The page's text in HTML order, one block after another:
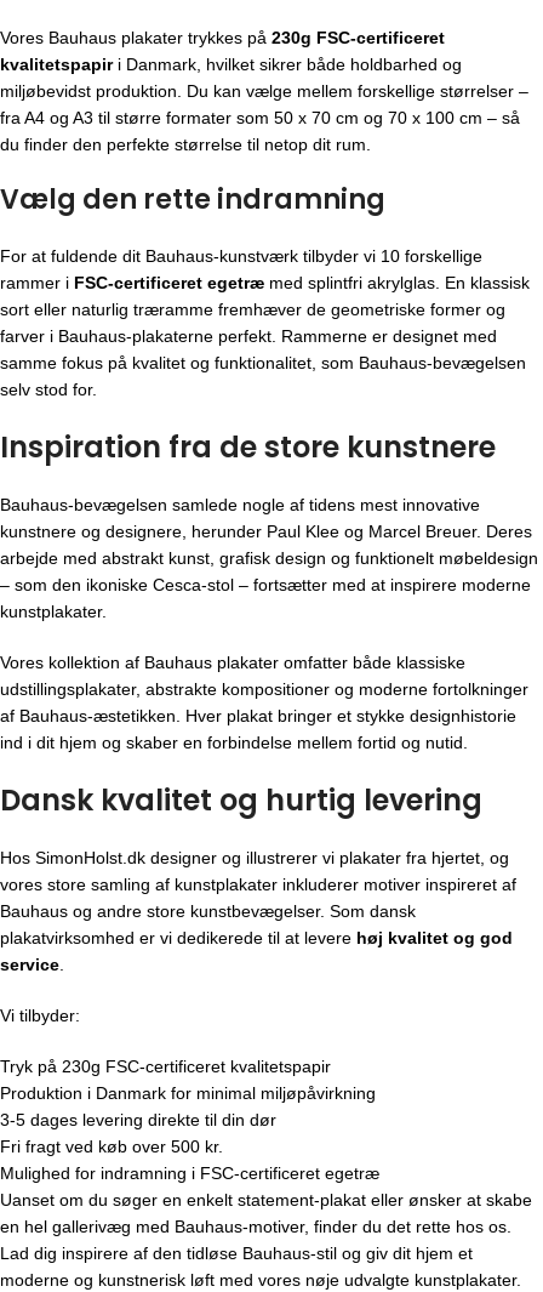
Vores Bauhaus plakater trykkes på 230g FSC-certificeret
kvalitetspapiri Danmark, hvilket sikrer både holdbarhed og
miljøbevidst produktion. Du kan vælge mellem forskellige størrelser –
fra A4 og A3 til større formater som 50 x 70 cm og 70 x 100 cm – så
du finder den perfekte størrelse til netop dit rum.
Vælg den rette indramning
For at fuldende dit Bauhaus-kunstværk tilbyder vi 10 forskellige
rammer i FSC-certificeret egetræ med splintfri akrylglas. En klassisk
sort eller naturlig træramme fremhæver de geometriske former og
farver i Bauhaus-plakaterne perfekt. Rammerne er designet med
samme fokus på kvalitet og funktionalitet, som Bauhaus-bevægelsen
selv stod for.
Inspiration fra de store kunstnere
Bauhaus-bevægelsen samlede nogle af tidens mest innovative
kunstnere og designere, herunder Paul Klee og Marcel Breuer. Deres
arbejde med abstrakt kunst, grafisk design og funktionelt møbeldesign
– som den ikoniske Cesca-stol – fortsætter med at inspirere moderne
kunstplakater.
Vores kollektion af Bauhaus plakater omfatter både klassiske
udstillingsplakater, abstrakte kompositioner og moderne fortolkninger
af Bauhaus-æstetikken. Hver plakat bringer et stykke designhistorie
ind i dit hjem og skaber en forbindelse mellem fortid og nutid.
Dansk kvalitet og hurtig levering
Hos SimonHolst.dk designer og illustrerer vi plakater fra hjertet, og
vores store samling af kunstplakater inkluderer motiver inspireret af
Bauhaus og andre store kunstbevægelser. Som dansk
plakatvirksomhed er vi dedikerede til at levere høj kvalitet og god
service
Vi tilbyder:
Tryk på 230g FSC-certificeret kvalitetspapir
Produktion i Danmark for minimal miljøpåvirkning
3-5 dages levering direkte til din dør
Fri fragt ved køb over 500 kr.
Mulighed for indramning i FSC-certificeret egetræ
Uanset om du søger en enkelt statement-plakat eller ønsker at skabe
en hel gallerivæg med Bauhaus-motiver, finder du det rette hos os.
Lad dig inspirere af den tidløse Bauhaus-stil og giv dit hjem et
moderne og kunstnerisk løft med vores nøje udvalgte kunstplakater.